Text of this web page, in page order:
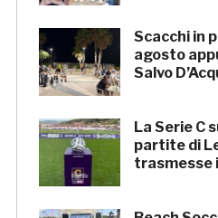
Scacchi in
agosto
Salvo
La Serie C
partite di
trasmesse